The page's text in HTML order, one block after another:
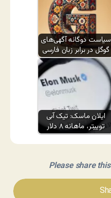
سیاست دوگانه آگهی‌های
گوگل در برابر زبان فارسی
ایلان ماسک: تیک آبی
توییتر، ماهانه ۸ دلار
Please share